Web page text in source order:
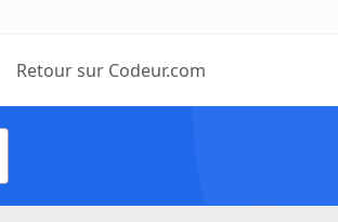
Retour sur Codeur.com